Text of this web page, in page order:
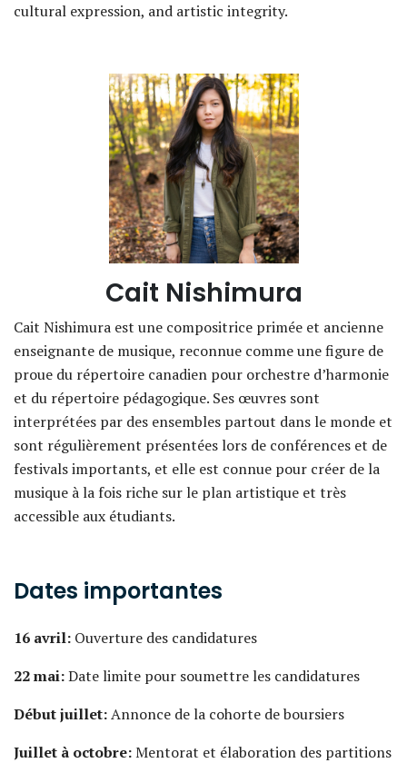
cultural expression, and artistic integrity.
Cait Nishimura
Cait Nishimura est une compositrice primée et ancienne
enseignante de musique, reconnue comme une figure de
proue du répertoire canadien pour orchestre d’harmonie
et du répertoire pédagogique. Ses œuvres sont
interprétées par des ensembles partout dans le monde et
sont régulièrement présentées lors de conférences et de
festivals importants, et elle est connue pour créer de la
musique à la fois riche sur le plan artistique et très
accessible aux étudiants.
Dates importantes
16 avril: Ouverture des candidatures
22 mai:Date limite pour soumettre les candidatures
Début juillet:Annonce de la cohorte de boursiers
Juillet à octobre:Mentorat et élaboration des partitions